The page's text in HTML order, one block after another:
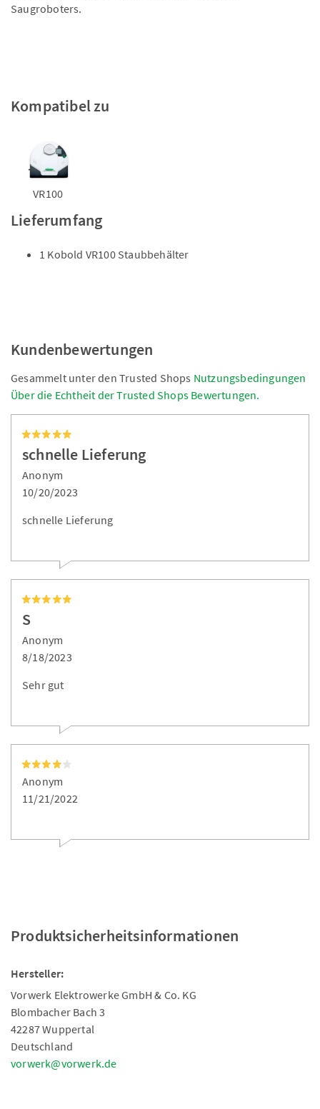
Saugroboters.
Kompatibel zu
VR100
Lieferumfang
1 Kobold VR100 Staubbehälter
Kundenbewertungen
Gesammelt unter den Trusted Shops Nutzungsbedingungen
Über die Echtheit der Trusted Shops Bewertungen.
schnelle Lieferung
Anonym
10/20/2023
schnelle Lieferung
S
Anonym
8/18/2023
Sehr gut
Anonym
11/21/2022
Produktsicherheitsinformationen
Hersteller:
Vorwerk Elektrowerke GmbH & Co. KG
Blombacher Bach 3
42287 Wuppertal
Deutschland
vorwerk@vorwerk.de